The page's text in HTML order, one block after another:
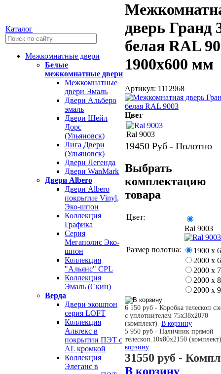
Каталог
Межкомнатные двери
Белые
межкомнатные двери
Межкомнатные
двери Эмаль
Двери Альберо
эмаль
Двери Шейл
Дорс
(Ульяновск)
Лига Двери
(Ульяновск)
Двери Легенда
Двери WanMark
Двери Albero
Двери Albero
покрытие Vinyl,
Эко-шпон
Коллекция
Графика
Серия
Мегаполис Эко-
шпон
Коллекция
"Альянс" CPL
Коллекция
Эмаль (Скин)
Верда
Двери экошпон
серия LOFT
Коллекция
Альтекс в
покрытии ПЭТ с
AL кромкой
Коллекция
Элеганс в
дверь Гранд
белая RAL
1900х600 мм
Артикул: 1112968
Цвет
Ral 9003
19450 Руб - Полотно
Выбрать
комплектацию
товара
Цвет:
Ral 9003
Размер полотна:
1900 х
2000 х
2000 х
2000 х
2000 х
6 150 руб - Коробка телескоп
с уплотнителем 75х38х2070
(комплект) В корзину
5 950 руб - Наличник прямой
телескоп.10х80х2150
корзину
31550 руб -
В корзину